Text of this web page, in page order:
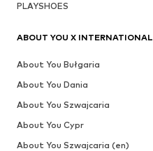
PLAYSHOES
ABOUT YOU X INTERNATIONAL
About You Bułgaria
About You Dania
About You Szwajcaria
About You Cypr
About You Szwajcaria (en)